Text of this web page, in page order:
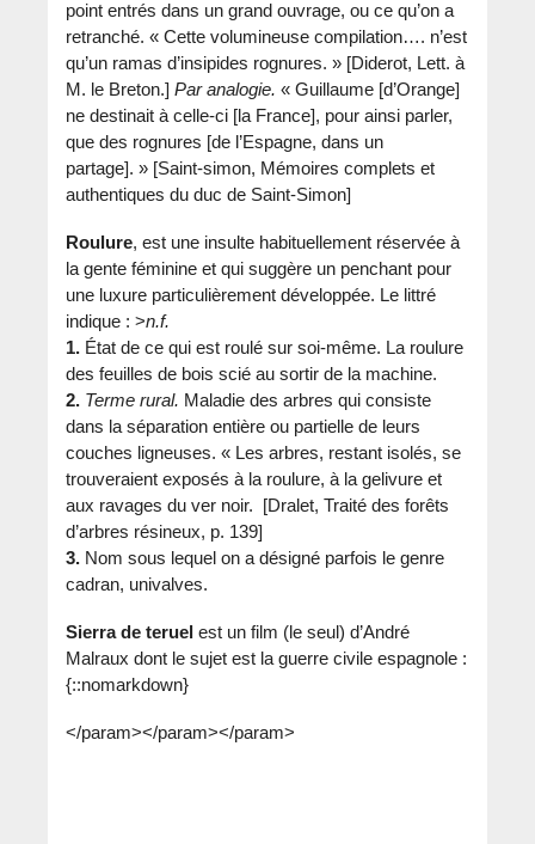
point entrés dans un grand ouvrage, ou ce qu’on a
retranché. « Cette volumineuse compilation…. n’est
qu’un ramas d’insipides rognures. » [Diderot, Lett. à
M. le Breton.] Par analogie. « Guillaume [d’Orange]
ne destinait à celle-ci [la France], pour ainsi parler,
que des rognures [de l’Espagne, dans un
partage]. » [Saint-simon, Mémoires complets et
authentiques du duc de Saint-Simon]
Roulure, est une insulte habituellement réservée à
la gente féminine et qui suggère un penchant pour
une luxure particulièrement développée. Le littré
indique : >n.f.
1. État de ce qui est roulé sur soi-même. La roulure
des feuilles de bois scié au sortir de la machine.
2. Terme rural. Maladie des arbres qui consiste
dans la séparation entière ou partielle de leurs
couches ligneuses. « Les arbres, restant isolés, se
trouveraient exposés à la roulure, à la gelivure et
aux ravages du ver noir. [Dralet, Traité des forêts
d’arbres résineux, p. 139]
3. Nom sous lequel on a désigné parfois le genre
cadran, univalves.
Sierra de teruel est un film (le seul) d’André
Malraux dont le sujet est la guerre civile espagnole :
{::nomarkdown}
</param></param></param>